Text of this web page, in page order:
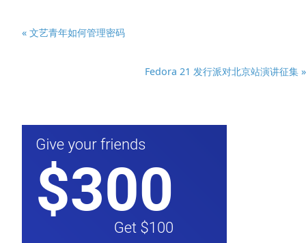
« 文艺青年如何管理密码
Fedora 21 发行派对北京站演讲征集 »